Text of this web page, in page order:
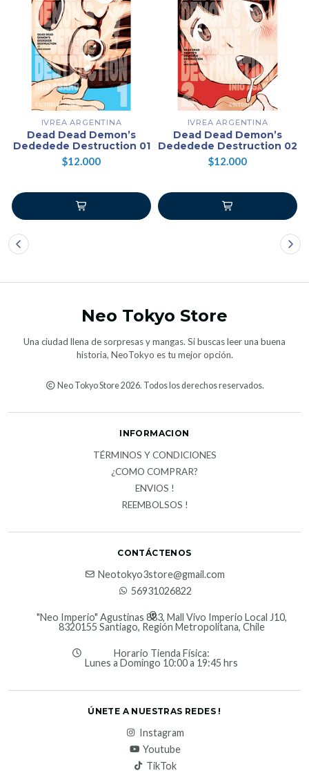
IVREA ARGENTINA
Dead Dead Demon’s
Dededede Destruction 01
$12.000
IVREA ARGENTINA
Dead Dead Demon’s
Dededede Destruction 02
$12.000
Neo Tokyo Store
Una ciudad llena de sorpresas y mangas. Si buscas leer una buena
historia, NeoTokyo es tu mejor opción.
Neo Tokyo Store 2026. Todos los derechos reservados.
INFORMACION
TÉRMINOS Y CONDICIONES
¿COMO COMPRAR?
ENVIOS !
REEMBOLSOS !
CONTÁCTENOS
Neotokyo3store@gmail.com
56931026822
"Neo Imperio" Agustinas 883, Mall Vivo Imperio Local J10,
8320155 Santiago, Región Metropolitana, Chile
Horario Tienda Física:
Lunes a Domingo 10:00 a 19:45 hrs
ÚNETE A NUESTRAS REDES !
Instagram
Youtube
TikTok